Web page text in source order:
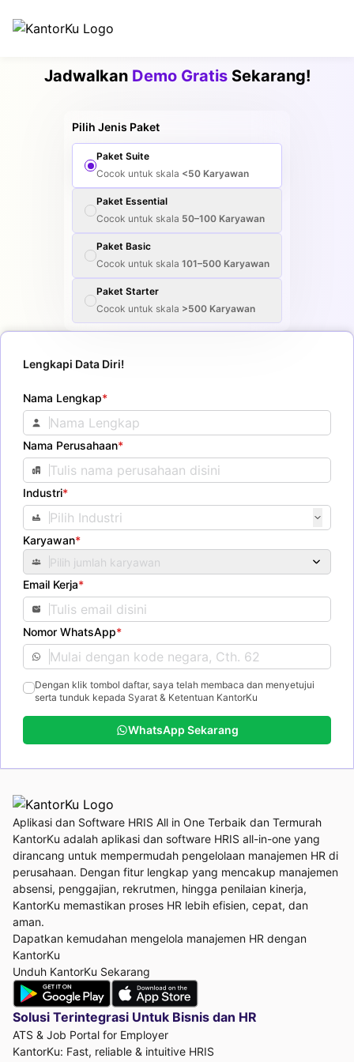
Jadwalkan Demo GratisSekarang!
Pilih Jenis Paket
Paket Suite
Cocok untuk skala <50 Karyawan
Paket Essential
Cocok untuk skala 50–100 Karyawan
Paket Basic
Cocok untuk skala 101–500 Karyawan
Paket Starter
Cocok untuk skala >500 Karyawan
Lengkapi Data Diri!
Nama Lengkap*
Nama Perusahaan*
Industri*
Karyawan*
Pilih jumlah karyawan
Email Kerja*
Nomor WhatsApp*
Dengan klik tombol daftar, saya telah membaca dan menyetujui
serta tunduk kepada Syarat & Ketentuan KantorKu
WhatsApp Sekarang
Aplikasi dan Software HRIS All in One Terbaik dan Termurah
KantorKu adalah aplikasi dan software HRIS all-in-one yang
dirancang untuk mempermudah pengelolaan manajemen HR di
perusahaan. Dengan fitur lengkap yang mencakup manajemen
absensi, penggajian, rekrutmen, hingga penilaian kinerja,
KantorKu memastikan proses HR lebih efisien, cepat, dan
aman.
Dapatkan kemudahan mengelola manajemen HR dengan
KantorKu
Unduh KantorKu Sekarang
Solusi Terintegrasi Untuk Bisnis dan HR
ATS & Job Portal for Employer
KantorKu: Fast, reliable & intuitive HRIS